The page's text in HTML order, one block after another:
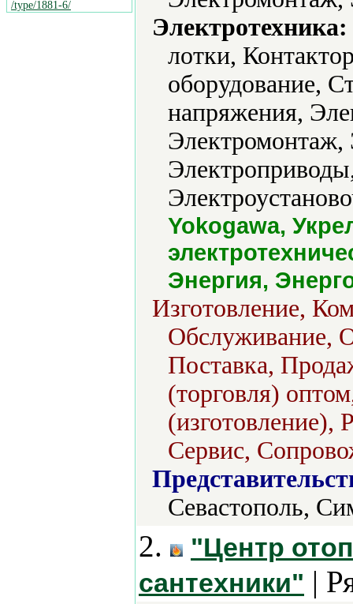
/type/1881-6/
Электротехника:
лотки,
оборудование,
напряжения,
Yokogawa,
Энергия,
Изготовление,
Обслуживание,
Поставка,
(торговля)
(изготовление),
Сервис,
Севастополь,
2.
"Центр
сантехники" |